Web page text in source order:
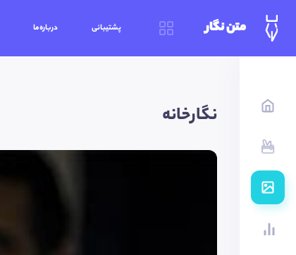
متن نگار پشتیبانی درباره‌ما
نگارخانه